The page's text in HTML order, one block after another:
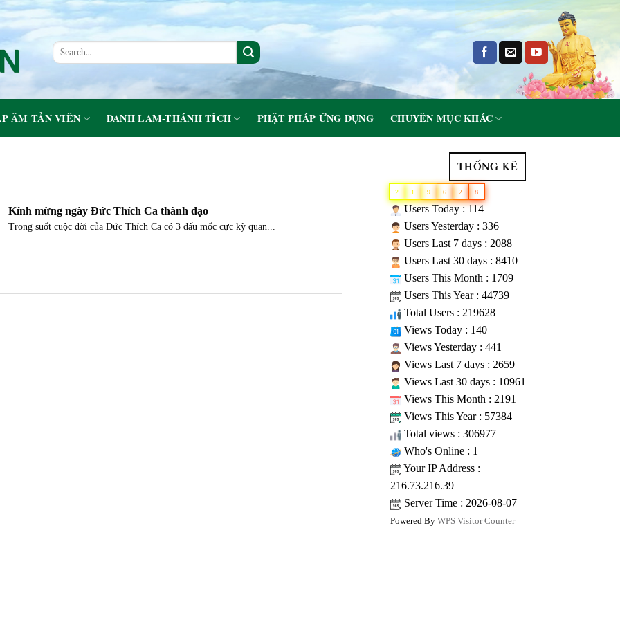
ÂM TẢN VIÊN DANH LAM-THÁNH TÍCH PHẬT PHÁP ỨNG DỤNG CHUYÊN MỤC KHÁC
Kính mừng ngày Đức Thích Ca thành đạo
Trong suốt cuộc đời của Đức Thích Ca có 3 dấu mốc cực kỳ quan...
THỐNG KÊ
2 1 9 6 2 8
Users Today : 114
Users Yesterday : 336
Users Last 7 days : 2088
Users Last 30 days : 8410
Users This Month : 1709
Users This Year : 44739
Total Users : 219628
Views Today : 140
Views Yesterday : 441
Views Last 7 days : 2659
Views Last 30 days : 10961
Views This Month : 2191
Views This Year : 57384
Total views : 306977
Who's Online : 1
Your IP Address :
216.73.216.39
Server Time : 2026-08-07
Powered By WPS Visitor Counter